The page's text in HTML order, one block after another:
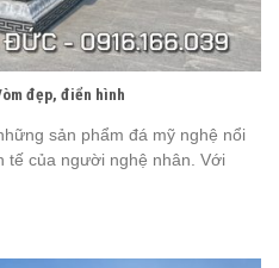
đẹp, điển hình
sản phẩm đá mỹ nghệ nổi
tế của người nghệ nhân. Với